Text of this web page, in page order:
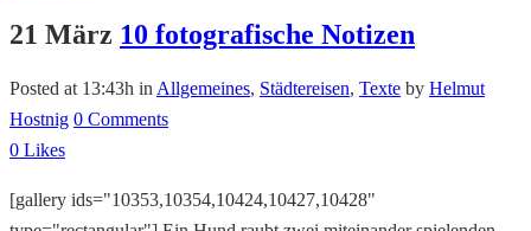
21 März 10 fotografische Notizen
Posted at 13:43h in Allgemeines, Städtereisen, Texte by Helmut
Hostnig 0 Comments
0 Likes
[gallery ids="10353,10354,10424,10427,10428"